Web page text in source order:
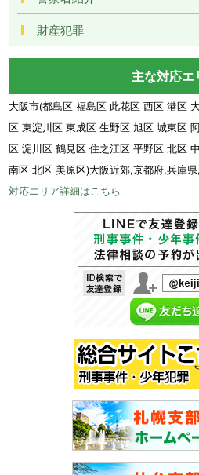
財産犯罪
主な対応エ
大阪市(都島区 福島区 此花区 西区 港区
区 東淀川区 東成区 生野区 旭区 城東区
区 淀川区 鶴見区 住之江区 平野区 北区
南区 北区 美原区)大阪近郊,京都府,兵庫
対応エリア詳細はこちら